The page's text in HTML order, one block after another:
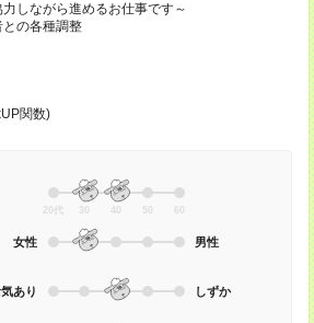
しながら進めるお仕事です～
との各種調整
関数)
20代 30 40 50 60
女性 男性
あり しずか